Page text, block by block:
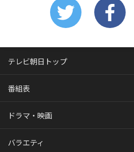
テレビ朝日トップ
番組表
ドラマ・映画
バラエティ